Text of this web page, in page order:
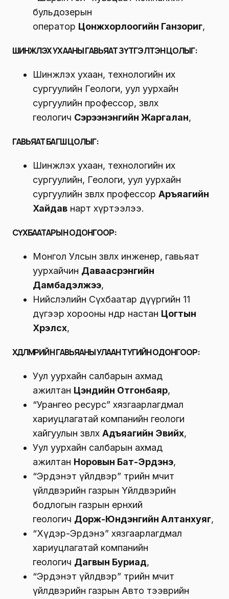
бульдозерын
оператор Цонжхорлоогийн Ганзориг,
ШИНЖЛЭХ УХААНЫ ГАВЬЯАТ ЗҮТГЭЛТЭН ЦОЛЫГ:
Шинжлэх ухаан, технологийн их
сургуулийн Геологи, уул уурхайн
сургуулийн профессор, зөвлөх
геологич Сэрээнэнгийн Жаргалан,
ГАВЬЯАТ БАГШ ЦОЛЫГ:
Шинжлэх ухаан, технологийн их
сургуулийн, Геологи, уул уурхайн
сургуулийн зөвлөх профессор Аръяагийн
Хайдав нарт хүртээлээ.
СҮХБААТАРЫН ОДОНГООР:
Монгол Улсын зөвлөх инженер, гавьяат
уурхайчин Даваасүрэнгийн
Дамбадэлжээ,
Нийслэлийн Сүхбаатар дүүргийн 11
дүгээр хорооны өндөр настан Цогтын
Хүрэлсүх,
ХӨДӨЛМӨРИЙН ГАВЬЯАНЫ УЛААН ТУГИЙН ОДОНГООР:
Уул уурхайн салбарын ахмад
ажилтан Цэндийн Отгонбаяр,
“Урангео ресурс” хязгаарлагдмал
хариуцлагатай компанийн геологи
хайгуулын зөвлөх Адъяагийн Эвийхүү,
Уул уурхайн салбарын ахмад
ажилтан Норовын Бат-Эрдэнэ,
“Эрдэнэт үйлдвэр” төрийн өмчит
үйлдвэрийн газрын Үйлдвэрийн
бодлогын газрын ерөнхий
геологич Дорж-Юндэнгийн Алтанхуяг,
“Хүдэр-Эрдэнэ” хязгаарлагдмал
хариуцлагатай компанийн
геологич Дагвын Буриад,
“Эрдэнэт үйлдвэр” төрийн өмчит
үйлдвэрийн газрын Авто тээврийн